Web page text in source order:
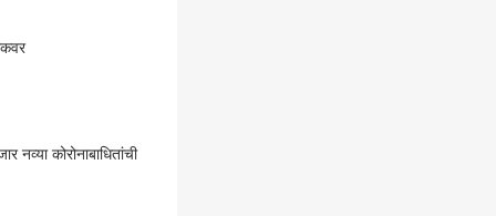
कोरोनाबाधितांची